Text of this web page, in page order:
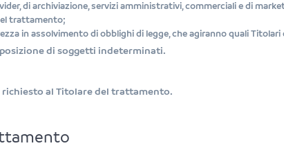
di archiviazione, servizi amministrativi, commerciali e di
trattamento;
in assolvimento di obblighi di legge, che agiranno quali
di soggetti indeterminati.
richiesto al Titolare del trattamento.